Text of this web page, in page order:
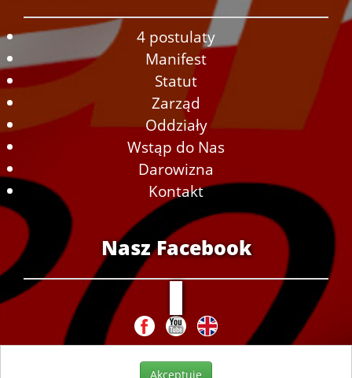
4 postulaty
Manifest
Statut
Zarząd
Oddziały
Wstąp do Nas
Darowizna
Kontakt
Nasz Facebook
Akceptuje